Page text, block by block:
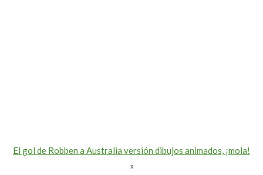
El gol de Robben a Australia versión dibujos animados, ¡mola!
»